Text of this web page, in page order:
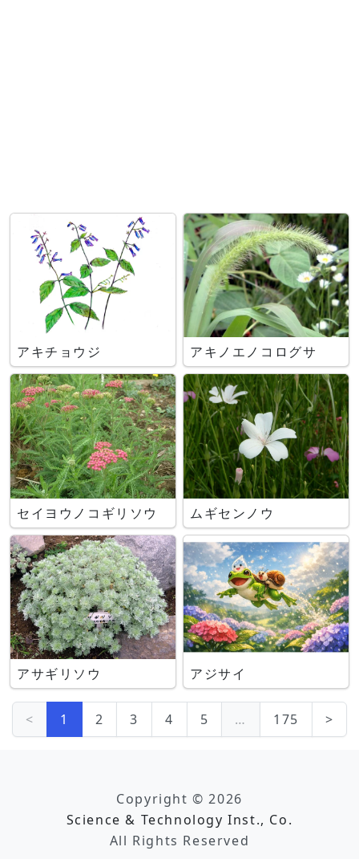
アキチョウジ アキノエノコログサ
セイヨウノコギリソウ ムギセンノウ
アサギリソウ アジサイ
< 1 2 3 4 5 … 175 >
Copyright © 2026
Science & Technology Inst., Co.
All Rights Reserved